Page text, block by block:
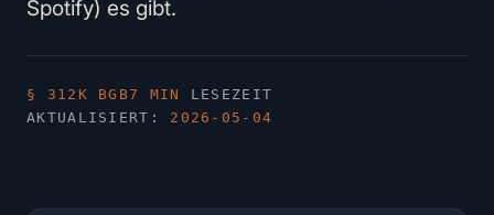
Spotify) es gibt.
§ 312K BGB7 MIN
LESEZEIT
AKTUALISIERT: 2026-05-04